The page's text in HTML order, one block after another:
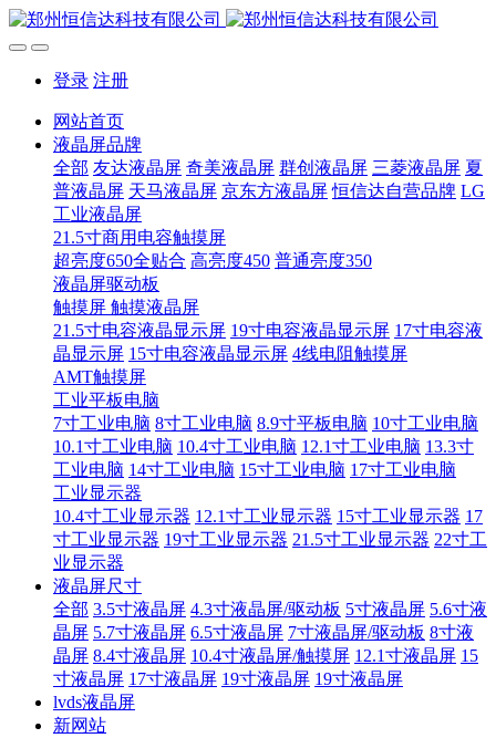
登录 注册
网站首页
液晶屏品牌
全部 友达液晶屏 奇美液晶屏 群创液晶屏 三菱液晶屏 夏
普液晶屏 天马液晶屏 京东方液晶屏 恒信达自营品牌 LG
工业液晶屏
21.5寸商用电容触摸屏
超亮度650全贴合 高亮度450 普通亮度350
液晶屏驱动板
触摸屏 触摸液晶屏
21.5寸电容液晶显示屏 19寸电容液晶显示屏 17寸电容液
晶显示屏 15寸电容液晶显示屏 4线电阻触摸屏
AMT触摸屏
工业平板电脑
7寸工业电脑 8寸工业电脑 8.9寸平板电脑 10寸工业电脑
10.1寸工业电脑 10.4寸工业电脑 12.1寸工业电脑 13.3寸
工业电脑 14寸工业电脑 15寸工业电脑 17寸工业电脑
工业显示器
10.4寸工业显示器 12.1寸工业显示器 15寸工业显示器 17
寸工业显示器 19寸工业显示器 21.5寸工业显示器 22寸工
业显示器
液晶屏尺寸
全部 3.5寸液晶屏 4.3寸液晶屏/驱动板 5寸液晶屏 5.6寸液
晶屏 5.7寸液晶屏 6.5寸液晶屏 7寸液晶屏/驱动板 8寸液
晶屏 8.4寸液晶屏 10.4寸液晶屏/触摸屏 12.1寸液晶屏 15
寸液晶屏 17寸液晶屏 19寸液晶屏 19寸液晶屏
lvds液晶屏
新网站